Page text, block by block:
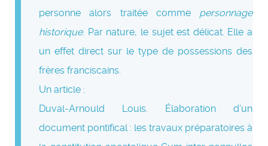
personne alors traitée comme personnage
historique. Par nature, le sujet est délicat. Elle a
un effet direct sur le type de possessions des
frères franciscains.
Un article :
Duval-Arnould Louis. Élaboration d’un
document pontifical : les travaux préparatoires à